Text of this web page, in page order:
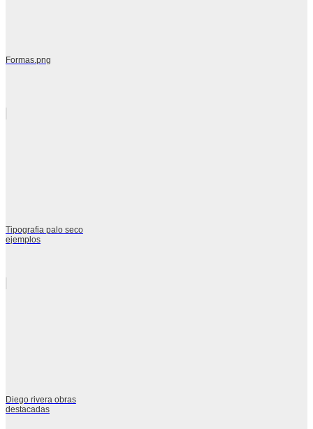
Formas.png
Tipografia palo seco
ejemplos
Diego rivera obras
destacadas